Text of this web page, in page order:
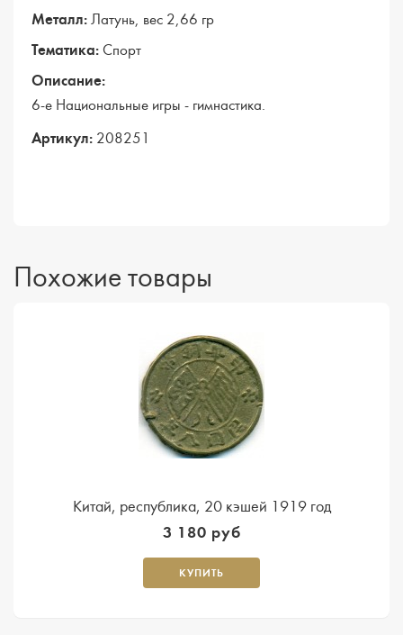
Металл: Латунь, вес 2,66 гр
Тематика: Спорт
Описание:
6-е Национальные игры - гимнастика.
Артикул: 208251
Похожие товары
Китай, республика, 20 кэшей 1919 год
3 180 руб
КУПИТЬ